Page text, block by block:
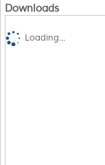
Downloads
Loading...